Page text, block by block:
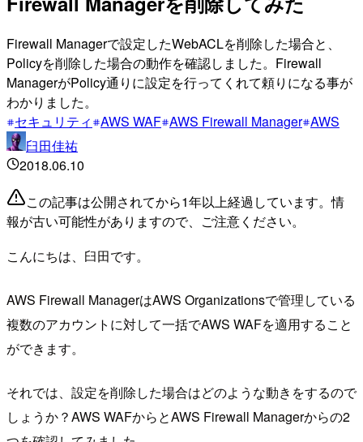
Firewall Managerで設定したWebACLを削除した場合と、
Policyを削除した場合の動作を確認しました。Firewall
ManagerがPolicy通りに設定を行ってくれて頼りになる事が
わかりました。
セキュリティ AWS WAF AWS Firewall Manager AWS
臼田佳祐
2018.06.10
この記事は公開されてから1年以上経過しています。情
報が古い可能性がありますので、ご注意ください。
こんにちは、臼田です。
AWS Firewall ManagerはAWS Organizationsで管理している
複数のアカウントに対して一括でAWS WAFを適用すること
ができます。
それでは、設定を削除した場合はどのような動きをするので
しょうか？AWS WAFからとAWS Firewall Managerからの2